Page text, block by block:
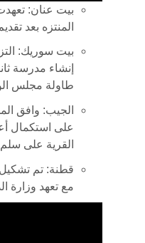
بيت عنان:
المنتزه بعد
بيت سوريك:
إنشاء مدرسة
طاولة مجلس
الجيب: وافق
على استكمال
القرية على سلم
قطنة: تم تشكيل
مع تعهد وزارة